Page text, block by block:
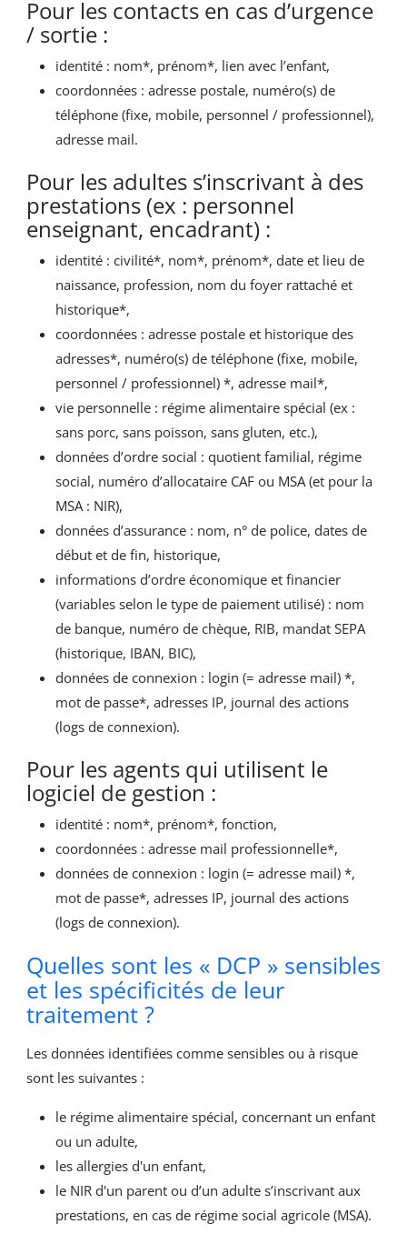
Pour les contacts en cas d’urgence
/ sortie :
identité : nom*, prénom*, lien avec l’enfant,
coordonnées : adresse postale, numéro(s) de
téléphone (fixe, mobile, personnel / professionnel),
adresse mail.
Pour les adultes s’inscrivant à des
prestations (ex : personnel
enseignant, encadrant) :
identité : civilité*, nom*, prénom*, date et lieu de
naissance, profession, nom du foyer rattaché et
historique*,
coordonnées : adresse postale et historique des
adresses*, numéro(s) de téléphone (fixe, mobile,
personnel / professionnel) *, adresse mail*,
vie personnelle : régime alimentaire spécial (ex :
sans porc, sans poisson, sans gluten, etc.),
données d’ordre social : quotient familial, régime
social, numéro d’allocataire CAF ou MSA (et pour la
MSA : NIR),
données d’assurance : nom, n° de police, dates de
début et de fin, historique,
informations d’ordre économique et financier
(variables selon le type de paiement utilisé) : nom
de banque, numéro de chèque, RIB, mandat SEPA
(historique, IBAN, BIC),
données de connexion : login (= adresse mail) *,
mot de passe*, adresses IP, journal des actions
(logs de connexion).
Pour les agents qui utilisent le
logiciel de gestion :
identité : nom*, prénom*, fonction,
coordonnées : adresse mail professionnelle*,
données de connexion : login (= adresse mail) *,
mot de passe*, adresses IP, journal des actions
(logs de connexion).
Quelles sont les « DCP » sensibles
et les spécificités de leur
traitement ?
Les données identifiées comme sensibles ou à risque
sont les suivantes :
le régime alimentaire spécial, concernant un enfant
ou un adulte,
les allergies d'un enfant,
le NIR d'un parent ou d’un adulte s’inscrivant aux
prestations, en cas de régime social agricole (MSA).